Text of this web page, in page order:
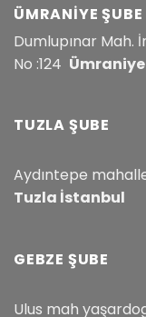
ÜMRANIYE ŞUBE
Dumlupınar Mah.
No :124
TUZLA ŞUBE
Aydıntepe
Tuzla İstanbul
GEBZE ŞUBE
Ulus mah